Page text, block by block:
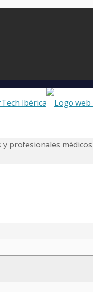
y profesionales médicos